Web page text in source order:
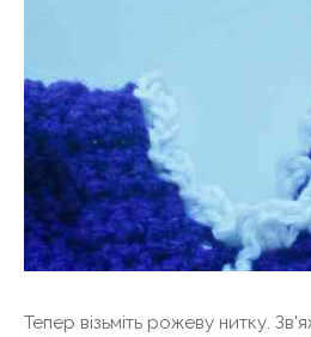
Тепер візьміть рожеву нитку.